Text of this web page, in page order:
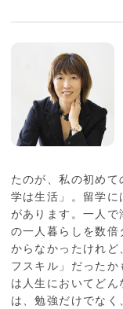
たのが、私の初め
学は生活」。留学に
があります。一人
の一人暮らしを数
からなかったけれ
フスキル」だった
は人生においてど
は、勉強だけでな